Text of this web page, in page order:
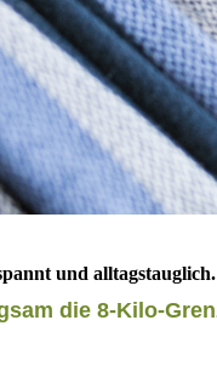
und alltagstauglich.
die 8-Kilo-